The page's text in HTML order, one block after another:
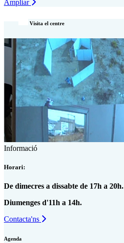
Ampliar
Visita el centre
Informació
Horari:
De dimecres a dissabte de 17h a 20h.
Diumenges d'11h a 14h.
Contacta'ns
Agenda